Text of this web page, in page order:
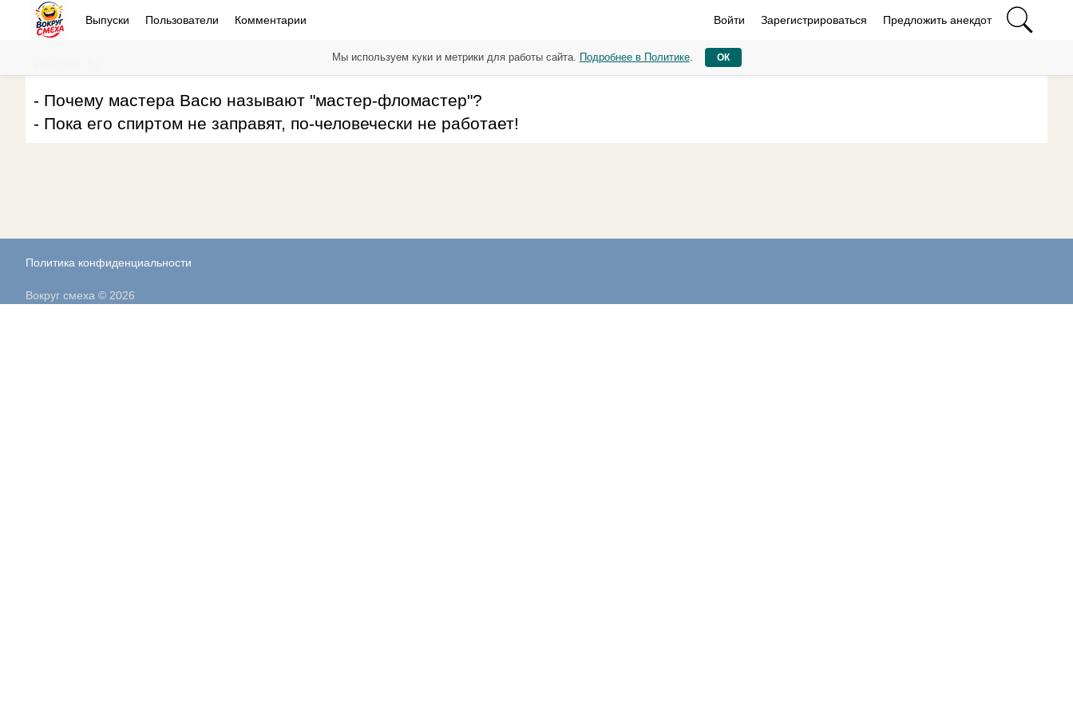
Выпуски Пользователи Комментарии Войти Зарегистрироваться Предложить анекдот
- Почему мастера Васю называют "мастер-фломастер"?
- Пока его спиртом не заправят, по-человечески не работает!
Политика конфиденциальности
Мы используем куки и метрики для работы сайта. Подробнее в Политике. ОК
Вокруг смеха © 2026